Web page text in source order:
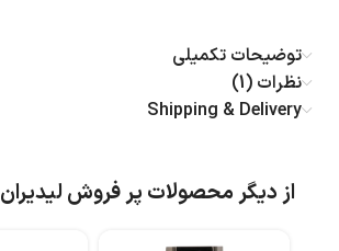
توضیحات تکمیلی
نظرات (1)
Shipping & Delivery
از دیگر محصولات پر فروش لیدیران